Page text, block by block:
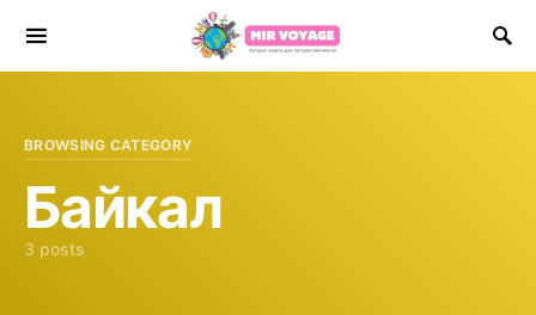
Search for:
BROWSING CATEGORY
Байкал
3 posts